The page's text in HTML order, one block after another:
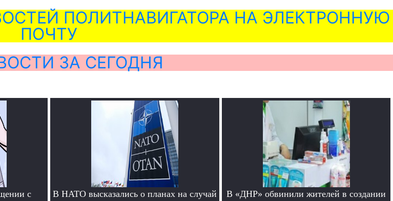
ПОЛИТНАВИГАТОРА НА ЭЛЕКТРОННУЮ
ПОЧТУ
ЗА СЕГОДНЯ
с
В НАТО высказались о планах на случай
В «ДНР» обвинили жителей в создании